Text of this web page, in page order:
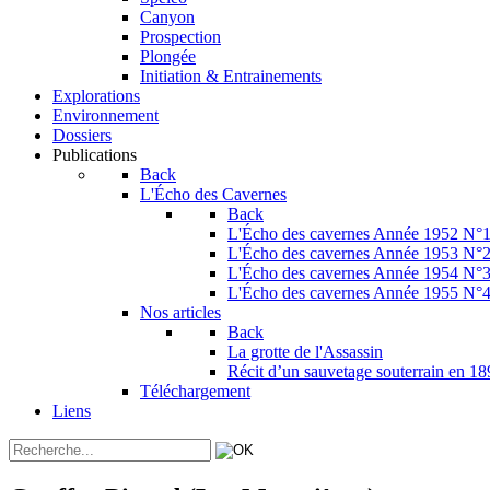
Canyon
Prospection
Plongée
Initiation & Entrainements
Explorations
Environnement
Dossiers
Publications
Back
L'Écho des Cavernes
Back
L'Écho des cavernes Année 1952 N°1
L'Écho des cavernes Année 1953 N°2
L'Écho des cavernes Année 1954 N°3
L'Écho des cavernes Année 1955 N°4
Nos articles
Back
La grotte de l'Assassin
Récit d’un sauvetage souterrain en
Téléchargement
Liens